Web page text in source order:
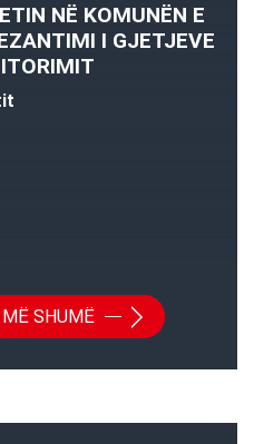
NË KOMUNËN E
I GJETJEVE
MË SHUMË